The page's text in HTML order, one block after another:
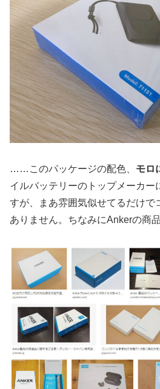
……このパッケージの配色、 モロ
イルバッテリーのトップメーカー
すが、まあ雰囲気似せてるだけで
ありません。ちなみにAnkerの商